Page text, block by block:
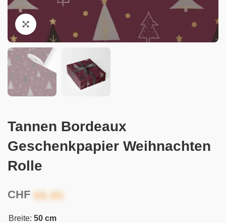
Tannen Bordeaux
Geschenkpapier Weihnachten
Rolle
CHF
Breite: 50 cm